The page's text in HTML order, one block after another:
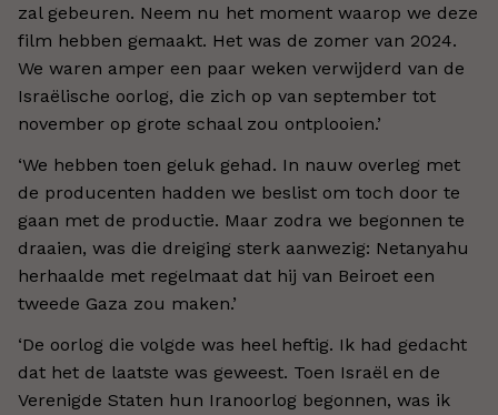
zal gebeuren. Neem nu het moment waarop we deze
film hebben gemaakt. Het was de zomer van 2024.
We waren amper een paar weken verwijderd van de
Israëlische oorlog, die zich op van september tot
november op grote schaal zou ontplooien.’
‘We hebben toen geluk gehad. In nauw overleg met
de producenten hadden we beslist om toch door te
gaan met de productie. Maar zodra we begonnen te
draaien, was die dreiging sterk aanwezig: Netanyahu
herhaalde met regelmaat dat hij van Beiroet een
tweede Gaza zou maken.’
‘De oorlog die volgde was heel heftig. Ik had gedacht
dat het de laatste was geweest. Toen Israël en de
Verenigde Staten hun Iranoorlog begonnen, was ik